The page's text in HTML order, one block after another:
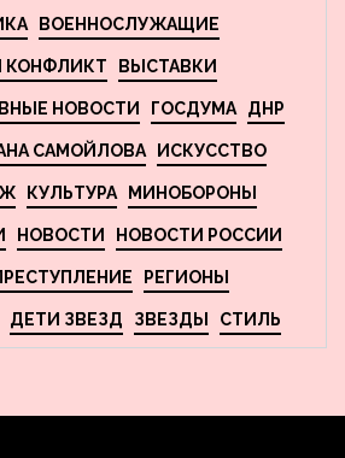
ВОЕННОСЛУЖАЩИЕ
КОНФЛИКТ ВЫСТАВКИ
НОВОСТИ ГОСДУМА ДНР
САМОЙЛОВА ИСКУССТВО
КУЛЬТУРА МИНОБОРОНЫ
НОВОСТИ НОВОСТИ РОССИИ
РЕГИОНЫ
ДЕТИ ЗВЕЗД ЗВЕЗДЫ СТИЛЬ